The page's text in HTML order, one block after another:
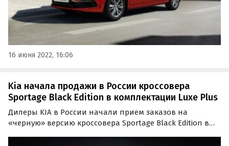
16 июня 2022, 16:06
Kia начала продажи в России кроссовера
Sportage Black Edition в комплектации Luxe Plus
Дилеры KIA в России начали прием заказов на
«черную» версию кроссовера Sportage Black Edition в